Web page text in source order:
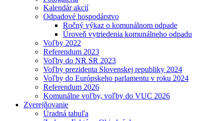
Kalendár akcií
Odpadové hospodárstvo
Ročný výkaz o komunálnom odpade
Úroveň vytriedenia komunálneho odpadu
Voľby 2022
Referendum 2023
Voľby do NR SR 2023
Voľby prezidenta Slovenskej republiky 2024
Voľby do Európskeho parlamentu v roku 2024
Referendum 2026
Komunálne voľby, voľby do VUC 2026
Zverejňovanie
Úradná tabuľa